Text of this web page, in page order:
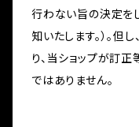
行わない旨の決定を
知いたします。）。
り、当ショップが訂
ではありません。